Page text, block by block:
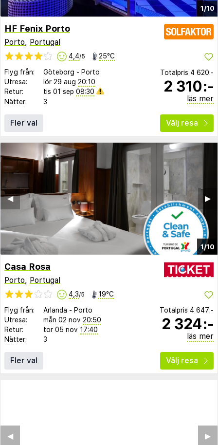
1/10
HF Fenix Porto
Porto, Portugal
4,4/5 25°C
Flyg från: Göteborg - Porto
Utresa:
lör 29 aug 20:10
Retur:
tis 01 sep 08:30
Nätter:
3
Totalpris 4 620:-
2 310:-
läs mer
Fler val Välj resa
1/10
▶︎
◀︎
Casa Rosa
Porto, Portugal
4,3/5 19°C
Flyg från: Arlanda - Porto
Utresa:
mån 02 nov 20:50
Retur:
tor 05 nov 17:40
Nätter:
3
Totalpris 4 647:-
2 324:-
läs mer
Fler val Välj resa
▶︎
◀︎